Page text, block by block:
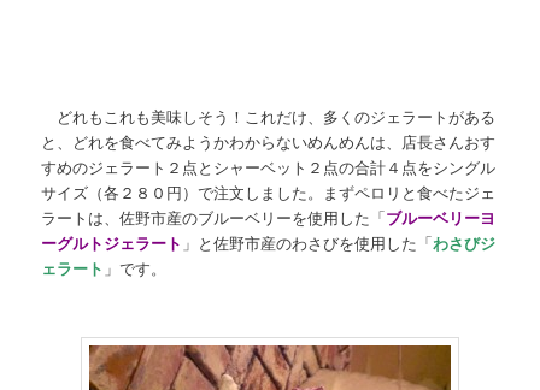
どれもこれも美味しそう！これだけ、多くのジェラートがある
と、どれを食べてみようかわからないめんめんは、店長さんおす
すめのジェラート２点とシャーベット２点の合計４点をシングル
サイズ（各２８０円）で注文しました。まずペロリと食べたジェ
ラートは、佐野市産のブルーベリーを使用した「ブルーベリーヨ
ーグルトジェラート 」と佐野市産のわさびを使用した「わさびジ
ェラート 」です。